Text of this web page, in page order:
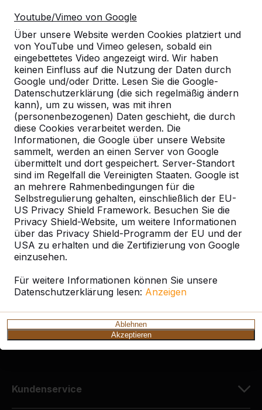
Youtube/Vimeo von Google
Über unsere Website werden Cookies platziert und
von YouTube und Vimeo gelesen, sobald ein
eingebettetes Video angezeigt wird. Wir haben
keinen Einfluss auf die Nutzung der Daten durch
Google und/oder Dritte. Lesen Sie die Google-
Datenschutzerklärung (die sich regelmäßig ändern
kann), um zu wissen, was mit ihren
(personenbezogenen) Daten geschieht, die durch
diese Cookies verarbeitet werden. Die
Informationen, die Google über unsere Website
sammelt, werden an einen Server von Google
übermittelt und dort gespeichert. Server-Standort
sind im Regelfall die Vereinigten Staaten. Google ist
an mehrere Rahmenbedingungen für die
Selbstregulierung gehalten, einschließlich der EU-
US Privacy Shield Framework. Besuchen Sie die
Privacy Shield-Website, um weitere Informationen
über das Privacy Shield-Programm der EU und der
USA zu erhalten und die Zertifizierung von Google
einzusehen.
Für weitere Informationen können Sie unsere
Datenschutzerklärung lesen: Anzeigen
Ablehnen
Akzeptieren
Ort oder Postleitzahl suchen
Zie ook
Brachelen
Kontakt
HeBlad Deutschland
Diekerstraße 97
42781 Haan
+49 212 934 77 25
info@HeBlad.de
Kundenservice